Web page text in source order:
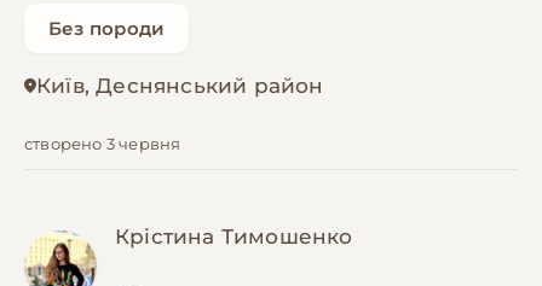
Без породи
Київ, Деснянський район
створено 3 червня
Крістина Тимошенко